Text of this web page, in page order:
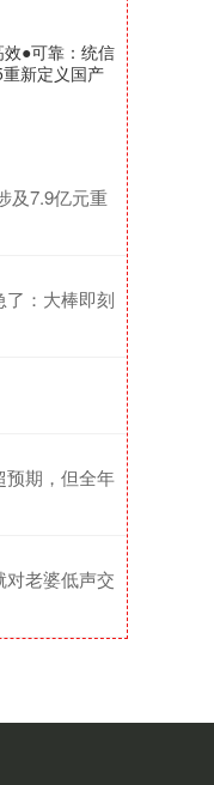
●可靠：统信
新定义国产
及7.9亿元重
了：大棒即刻
预期，但全年
老婆低声交